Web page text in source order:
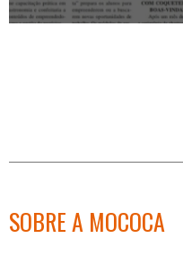
SOBRE A MOCOCA